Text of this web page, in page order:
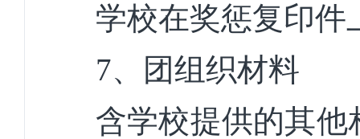
学校在奖惩复印件
7、
团组织材料
含学校提供的其